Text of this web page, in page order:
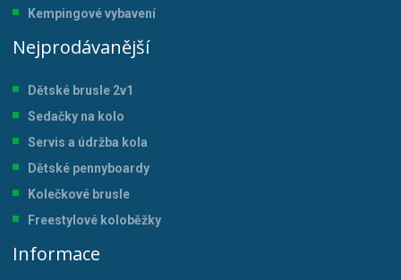
Kempingové vybavení
Nejprodávanější
Dětské brusle 2v1
Sedačky na kolo
Servis a údržba kola
Dětské pennyboardy
Kolečkové brusle
Freestylové koloběžky
Informace